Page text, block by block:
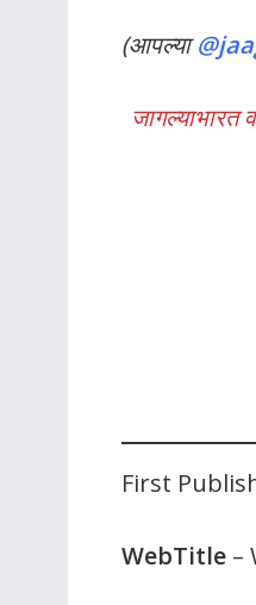
(आपल्या
जागल्याभारत
First
WebTitle –